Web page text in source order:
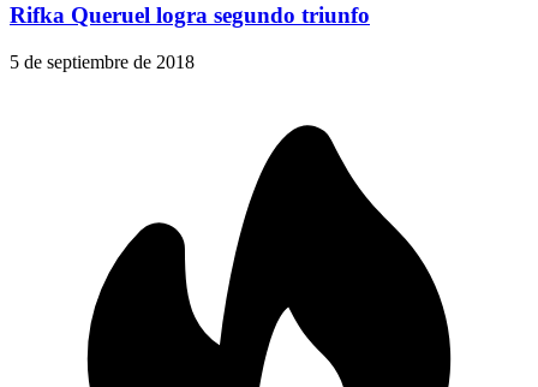
Rifka Queruel logra segundo triunfo
5 de septiembre de 2018